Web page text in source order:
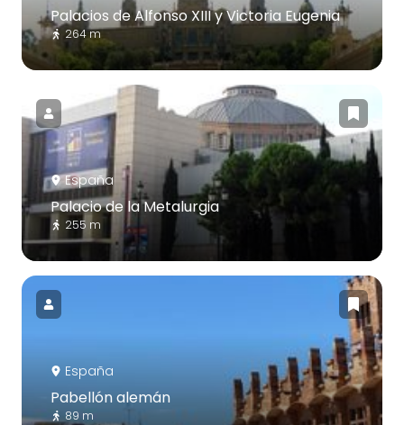
Palacios de Alfonso XIII y Victoria Eugenia
264 m
España
Palacio de la Metalurgia
255 m
España
Pabellón alemán
89 m